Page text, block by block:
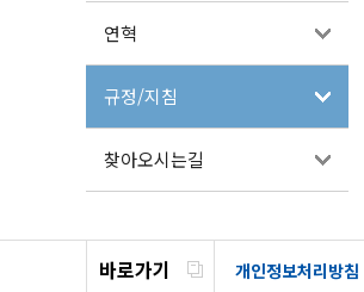
연혁
규정/지침
찾아오시는길
바로가기 개인정보처리방침